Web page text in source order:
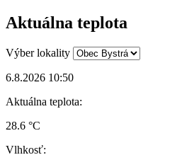
Aktuálna teplota
Výber lokality
6.8.2026 10:50
Aktuálna teplota:
28.6 °C
Vlhkosť: